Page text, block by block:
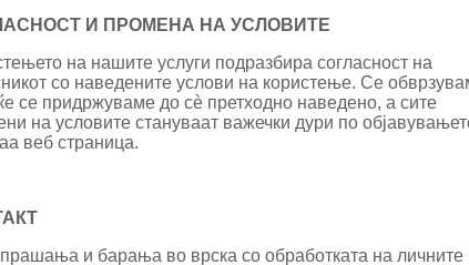
И ПРОМЕНА НА УСЛОВИТЕ
на нашите услуги подразбира согласност на
со наведените услови на користење. Се
се придржуваме до сè претходно наведено, а сите
на условите стануваат важечки дури по
веб страница.
и барања во врска со обработката на личните